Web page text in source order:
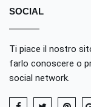
SOCIAL
Ti piace il nostro
farlo conoscere o
social network.